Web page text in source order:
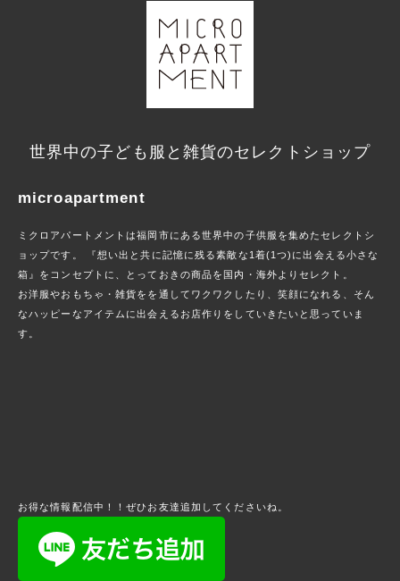
世界中の子ども服と雑貨のセレクトショップ
microapartment
ミクロアパートメントは福岡市にある世界中の子供服を集めたセレクトシ
ョップです。 『想い出と共に記憶に残る素敵な1着(1つ)に出会える小さな
箱』をコンセプトに、とっておきの商品を国内・海外よりセレクト。
お洋服やおもちゃ・雑貨をを通してワクワクしたり、笑顔になれる、そん
なハッピーなアイテムに出会えるお店作りをしていきたいと思っていま
す。
お得な情報配信中！！ぜひお友達追加してくださいね。